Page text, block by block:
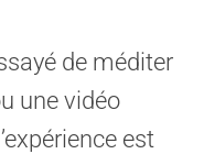
de méditer
une vidéo
est